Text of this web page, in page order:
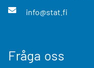
info@stat.fi
Fråga oss